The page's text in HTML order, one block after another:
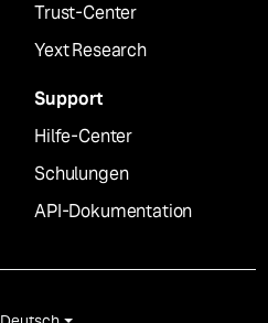
Trust-Center
Yext Research
Support
Hilfe-Center
Schulungen
API-Dokumentation